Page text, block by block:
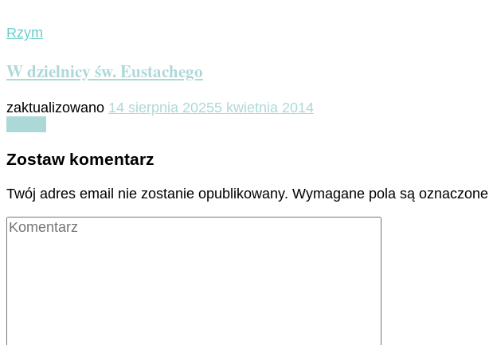
Rzym
W dzielnicy św. Eustachego
zaktualizowano 14 sierpnia 20255 kwietnia 2014
Zostaw komentarz
Twój adres email nie zostanie opublikowany. Wymagane pola są oznaczone